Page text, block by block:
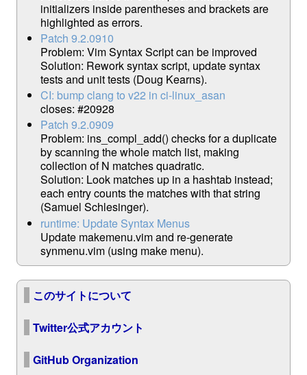
initializers inside parentheses and brackets are
highlighted as errors.
Patch 9.2.0910
Problem: Vim Syntax Script can be improved
Solution: Rework syntax script, update syntax
tests and unit tests (Doug Kearns).
CI: bump clang to v22 in ci-linux_asan
closes: #20928
Patch 9.2.0909
Problem: ins_compl_add() checks for a duplicate
by scanning the whole match list, making
collection of N matches quadratic.
Solution: Look matches up in a hashtab instead;
each entry counts the matches with that string
(Samuel Schlesinger).
runtime: Update Syntax Menus
Update makemenu.vim and re-generate
synmenu.vim (using make menu).
このサイトについて
Twitter公式アカウント
GitHub Organization